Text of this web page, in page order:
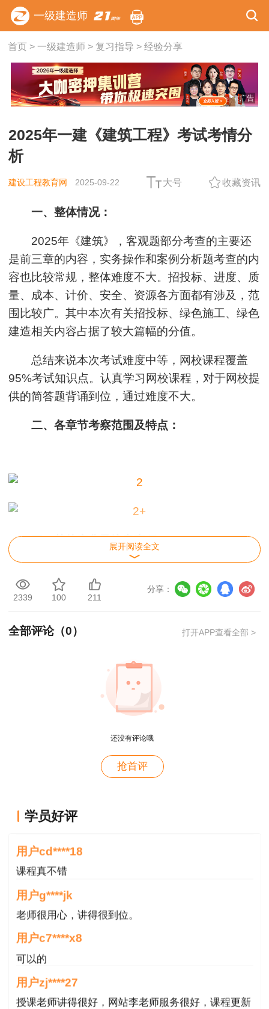
一级建造师
首页> 一级建造师> 复习指导 > 经验分享
广告
2025年一建《建筑工程》考试考情分
析
建设工程教育网 2025-09-22 大号 收藏资讯
一、整体情况：
2025年《建筑》，客观题部分考查的主要还
是前三章的内容，实务操作和案例分析题考查的内
容也比较常规，整体难度不大。招投标、进度、质
量、成本、计价、安全、资源各方面都有涉及，范
围比较广。其中本次有关招投标、绿色施工、绿色
建造相关内容占据了较大篇幅的分值。
总结来说本次考试难度中等，网校课程覆盖
95%考试知识点。认真学习网校课程，对于网校提
供的简答题背诵到位，通过难度不大。
二、各章节考察范围及特点：
三、其他变化及注意事项
有涵盖。招投标、绿色施工、绿色建造相关内容占
2.单选题，考查重点是记忆与理解，尤其是对
确，不能模棱两可，不确定可不选。总体来讲客观
3.考试特点，要把握整体的做题时间，非特殊
原因尽量不改答案，在规定时间内完成题目的作
四、各章分值占比（结合反馈情况预计）
目前根据考题，考点62个，考点在课程、题
库中95%有涉及。
五、复习建议指南
2025年考试大纲新改的第二年，今年考试难
度适中。考查的内容基本上各个方面都有涉及。前
三章内容是客观题的主要出题范围，主观题分布在
三至十三章，各个章节都有涉猎。另外主观题的考
展开阅读全文
2339 100 211
分享：
全部评论（0） 打开APP查看全部 >
还没有评论哦
抢首评
学员好评
老师讲的深入浅出，风趣幽默。编的记忆口诀也很助
用户zh****86
用户cd****18
课程真不错
用户g****jk
老师很用心，讲得很到位。
用户c7****x8
可以的
用户zj****27
授课老师讲得很好，网站李老师服务很好，课程更新